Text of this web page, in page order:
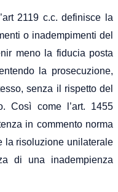
2119 c.c. definisce la
o inadempimenti del
meno la fiducia posta
la prosecuzione,
senza il rispetto del
Così come l’art. 1455
in commento norma
la risoluzione unilaterale
di una inadempienza